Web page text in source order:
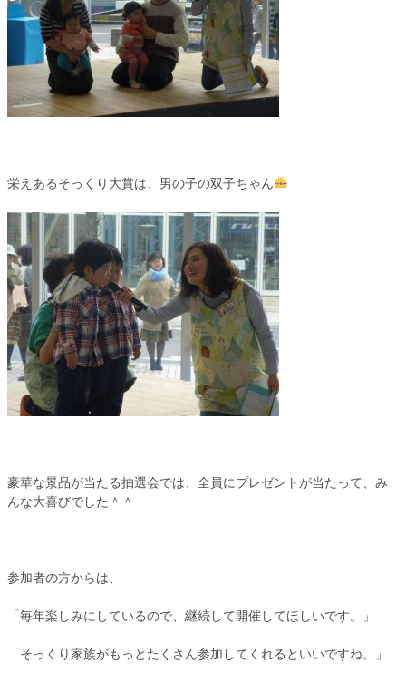
栄えあるそっくり大賞は、男の子の双子ちゃん
豪華な景品が当たる抽選会では、全員にプレゼントが当たって、み
んな大喜びでした＾＾
参加者の方からは、
「毎年楽しみにしているので、継続して開催してほしいです。」
「そっくり家族がもっとたくさん参加してくれるといいですね。」